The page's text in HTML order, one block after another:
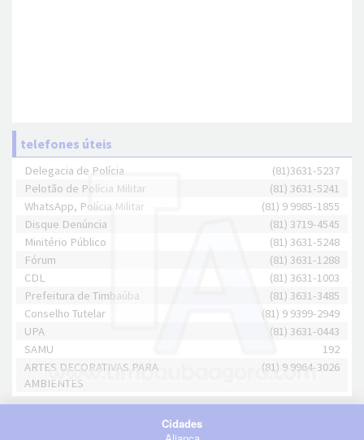
telefones úteis
Delegacia de Polícia
(81)3631-5237
Pelotão de Polícia Militar
(81) 3631-5241
WhatsApp, Polícia Militar
(81) 9 9985-1855
Disque Denúncia
(81) 3719-4545
Minitério Público
(81) 3631-5248
Fórum
(81) 3631-1288
CDL
(81) 3631-1003
Prefeitura de Timbaúba
(81) 3631-3485
Conselho Tutelar
(81) 9 9399-2949
UPA
(81) 3631-0443
SAMU
192
ARTES DECORATIVAS PARA
AMBIENTES
(81) 9 9964-3026
Cidades